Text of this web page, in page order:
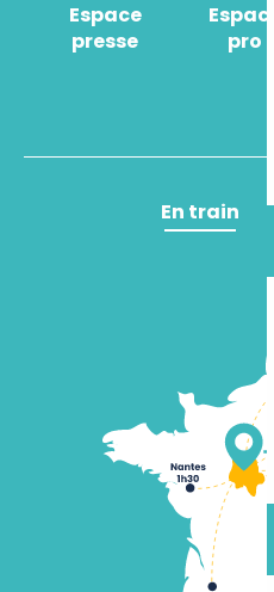
Espace
presse
Espace
pro
En train